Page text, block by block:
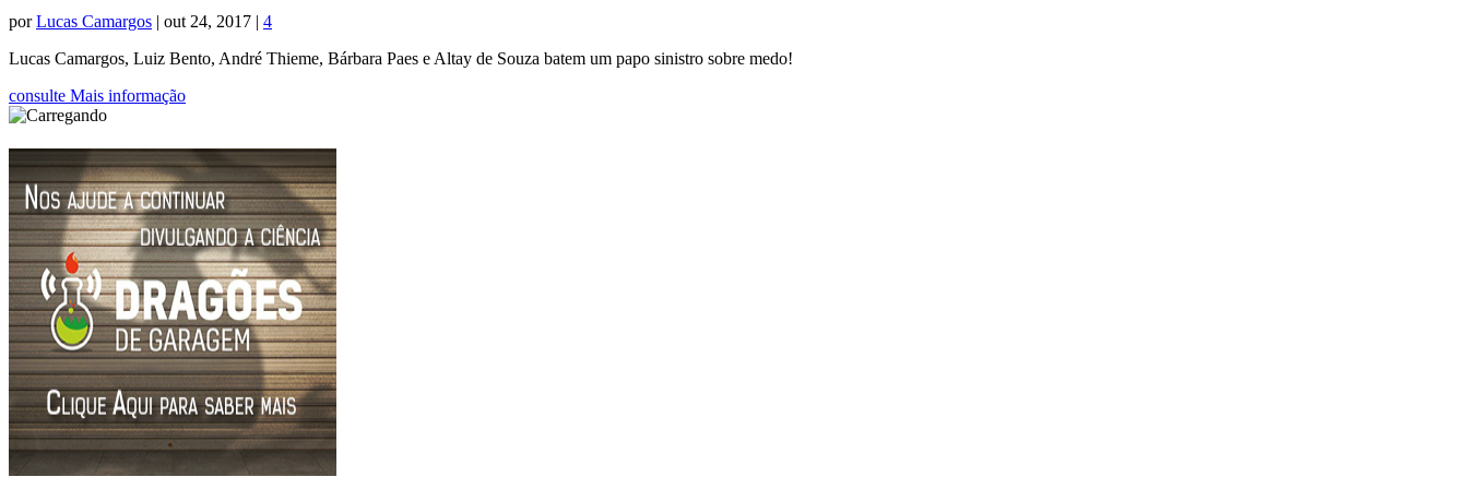
porLucas Camargos | out 24, 2017 | 4
Lucas Camargos, Luiz Bento, André Thieme, Bárbara Paes e Altay de Souza batem um papo sinistro sobre medo!
consulte Mais informação